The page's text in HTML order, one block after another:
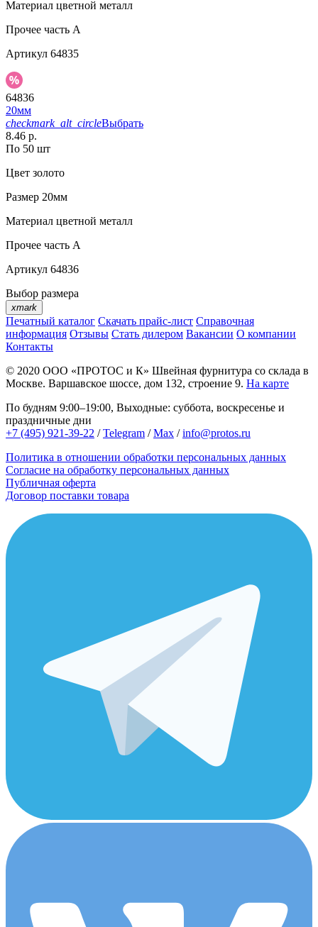
Материал цветной металл
Прочее часть A
Артикул 64835
64836
20мм
checkmark_alt_circleВыбрать
8.46 р.
По 50 шт
Цвет золото
Размер 20мм
Материал цветной металл
Прочее часть A
Артикул 64836
Выбор размера
xmark
Печатный каталог Скачать прайс-лист Справочная
информация Отзывы Стать дилером Вакансии О компании
Контакты
© 2020 ООО «ПРОТОС и К» Швейная фурнитура со склада в
Москве. Варшавское шоссе, дом 132, строение 9. На карте
По будням 9:00–19:00, Выходные: суббота, воскресенье и
праздничные дни
+7 (495) 921-39-22 /Telegram /Max /info@protos.ru
Политика в отношении обработки персональных данных
Согласие на обработку персональных данных
Публичная оферта
Договор поставки товара